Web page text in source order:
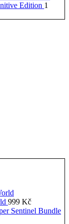
Edition 1
999 Kč